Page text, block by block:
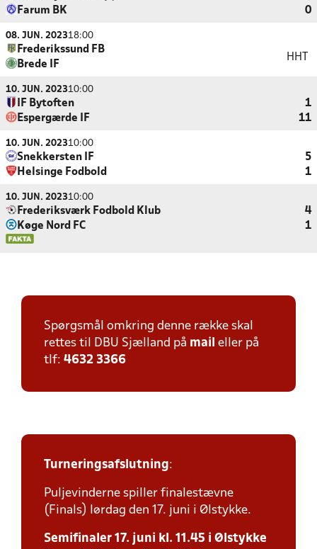
Farum BK
0
08. JUN. 202318:00
Frederikssund FB
Brede IF
HHT
10. JUN. 202310:00
IF Bytoften
1
Espergærde IF
11
10. JUN. 202310:00
Snekkersten IF
5
Helsinge Fodbold
1
10. JUN. 202310:00
Frederiksværk Fodbold Klub
4
Køge Nord FC
1
Spørgsmål omkring denne række skal
rettes til DBU Sjælland på mail eller på
tlf: 4632 3366
Turneringsafslutning:
Puljevinderne spiller finalestævne
(Finals) lørdag den 17. juni i Ølstykke.
Semifinaler 17. juni kl. 11.45 i Ølstykke